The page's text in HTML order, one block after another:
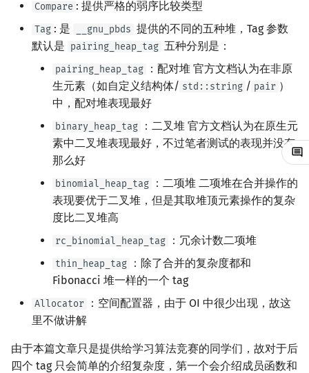
致谢 CLion
Geany
GUIDE
CP Editor
Code::Blocks
Testlib
Polygon
LaTeX 入门
堆排序
桶排序
锦标赛排序
排序相关 STL
排序应用
二分
回溯法
Dancing Links
Alpha–Beta 剪枝
数位 DP
插头 DP
DP 套 DP
DP 优化
其它 DP 方法
Z 函数（扩展 KMP）
AC 自动机
后缀数组 (SA)
后缀自动机 (SAM)
后缀平衡树
广义后缀自动机
后缀树
Manacher
回文树
弧度制与坐标系 费马小定理 & 欧拉定理
模逆元
中国剩余定理
阶乘取模
卢卡斯定理
同余方程
二次剩余
多项式与生成函数
多项式初等函数
常系数齐次线性递推
符号化方法
形式幂级数复合|复合逆
普通生成函数
指数生成函数
组合数学
伯努利数
Entringer Number
分拆数
Pólya 计数
图论计数
线性代数
线性映射
特征多项式
Jordan标准型
线性规划
概率论
单调栈
单调队列
树状数组
二叉搜索树 & 平衡树
红黑树
左偏红黑树
可持久化数据结构
树分治
动态树分治
树哈希
最短路问题
生成树问题
斯坦纳树
连通性相关
环计数问题
最小环
欧拉图
旋转卡壳
半平面交
平面最近点对
随机增量法
反演变换
计算几何杂项
计算理论基础
字节顺序
约瑟夫问题
表达式求值
在一台机器上规划任务
主元素问题
Garsia–Wachs 算法
15-puzzle
Kahan 求和
Compare : 提供严格的弱序比较类型
Tag : 是 __gnu_pbds 提供的不同的五种堆，Tag 参数
默认是 pairing_heap_tag 五种分别是：
pairing_heap_tag
：配对堆 官方文档认为在非原
生元素（如自定义结构体/ std::string / pair ）
中，配对堆表现最好
binary_heap_tag
：二叉堆 官方文档认为在原生元
素中二叉堆表现最好，不过笔者测试的表现并没有
那么好
binomial_heap_tag
：二项堆 二项堆在合并操作的
表现要优于二叉堆，但是其取堆顶元素操作的复杂
度比二叉堆高
rc_binomial_heap_tag ：冗余计数二项堆
thin_heap_tag
：除了合并的复杂度都和
Fibonacci 堆一样的一个 tag
Allocator
：空间配置器，由于 OI 中很少出现，故这
里不做讲解
由于本篇文章只是提供给学习算法竞赛的同学们，故对于后
四个 tag 只会简单的介绍复杂度，第一个会介绍成员函数和